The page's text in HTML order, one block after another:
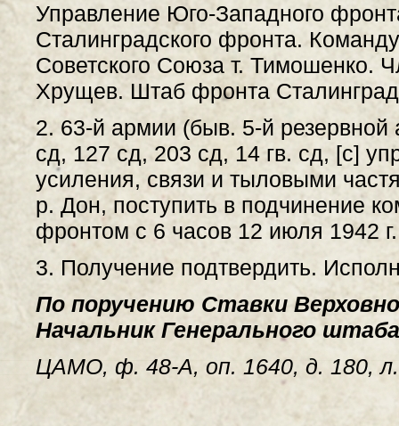
Управление Юго-Западного
Сталинградского фронта.
Советского Союза т. Тимошенко.
Хрущев. Штаб фронта
2. 63-й армии (быв. 5-й
сд, 127 сд, 203 сд, 14 гв. сд, [с]
усиления, связи и тыловыми
р. Дон, поступить в подчинение
фронтом с 6 часов 12 июля 1942 г.
3. Получение подтвердить.
По поручению Ставки
Начальник Генерального
ЦАМО, ф. 48-А, оп. 1640, д. 180,